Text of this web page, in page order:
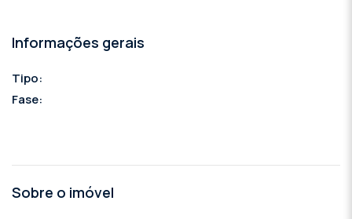
Informações gerais
Tipo:
Fase:
Sobre o imóvel